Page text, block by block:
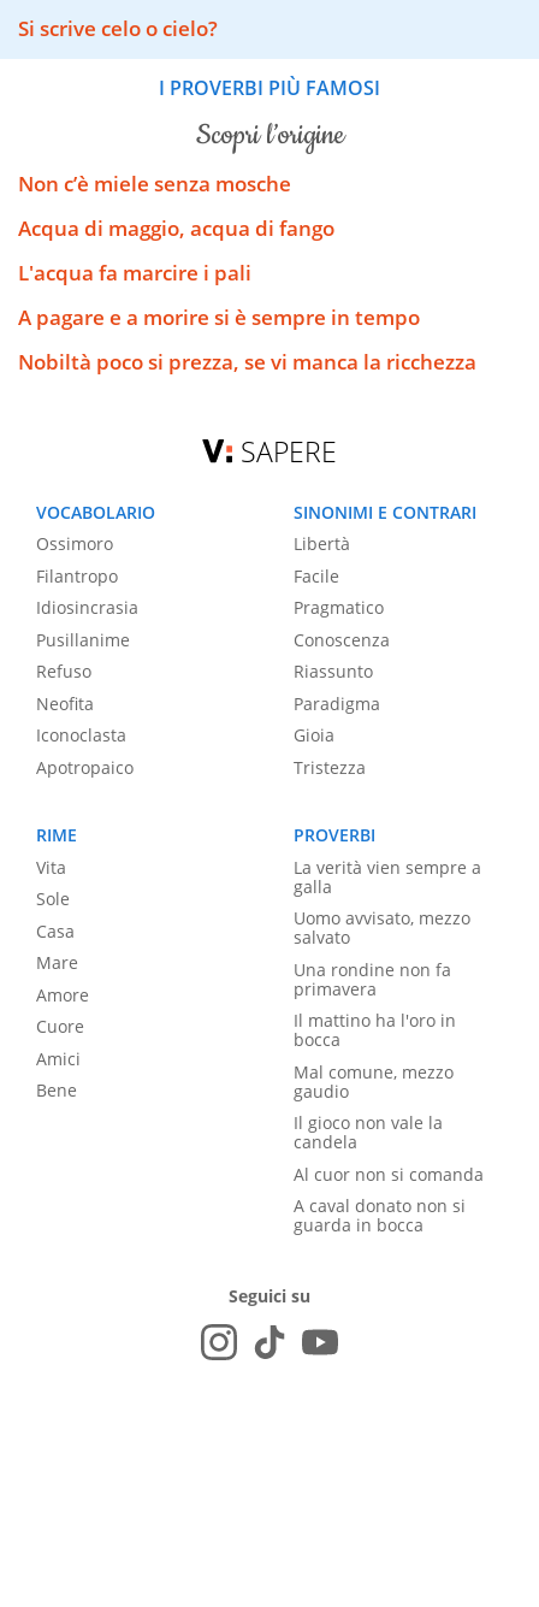
Si scrive celo o cielo?
I PROVERBI PIÙ FAMOSI
scopri l’origine
Non c’è miele senza mosche
Acqua di maggio, acqua di fango
L'acqua fa marcire i pali
A pagare e a morire si è sempre in tempo
Nobiltà poco si prezza, se vi manca la ricchezza
SAPERE
VOCABOLARIO
Ossimoro
Filantropo
Idiosincrasia
Pusillanime
Refuso
Neofita
Iconoclasta
Apotropaico
SINONIMI E CONTRARI
Libertà
Facile
Pragmatico
Conoscenza
Riassunto
Paradigma
Gioia
Tristezza
RIME
Vita
Sole
Casa
Mare
Amore
Cuore
Amici
Bene
PROVERBI
La verità vien sempre a
galla
Uomo avvisato, mezzo
salvato
Una rondine non fa
primavera
Il mattino ha l'oro in
bocca
Mal comune, mezzo
gaudio
Il gioco non vale la
candela
Al cuor non si comanda
A caval donato non si
guarda in bocca
Seguici su